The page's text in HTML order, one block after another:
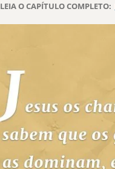
LEIA O CAPÍTULO COMPLETO: